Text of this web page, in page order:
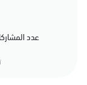
عدد المشاركات: 4817 مشاركة (74%)